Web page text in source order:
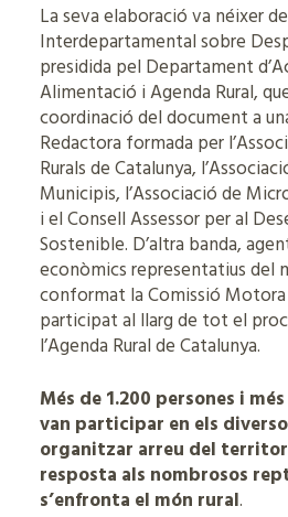
La seva elaboració va néixer
Interdepartamental sobre
presidida pel Departament
Alimentació i Agenda Rural,
coordinació del document a
Redactora formada per
Rurals de Catalunya,
Municipis, l’Associació de
i el Consell Assessor per al
Sostenible. D’altra banda,
econòmics representatius del
conformat la Comissió Motora
participat al llarg de tot el
l’Agenda Rural de Catalunya.
Més de 1.200 persones i
van participar en els
organitzar arreu del
resposta als nombrosos
s’enfronta el món rural.